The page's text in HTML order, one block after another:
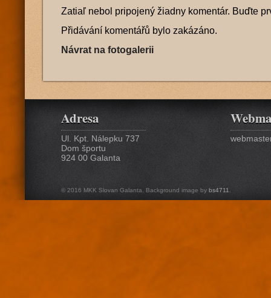
Zatiaľ nebol pripojený žiadny komentár. Buďte
Přidávání komentářů bylo zakázáno.
Návrat na fotogalerii
Adresa
Ul. Kpt. Nálepku 737
Dom športu
924 00 Galanta
© 2016 MKK Slovan Galanta. Background image by bs4711